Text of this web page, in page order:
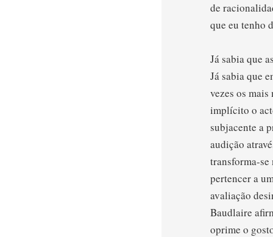
de
que eu tenho
Já sabia que
Já sabia que
vezes os
implícito o
subjacente a
audição
transforma-se
pertencer a
avaliação
Baudlaire
oprime o